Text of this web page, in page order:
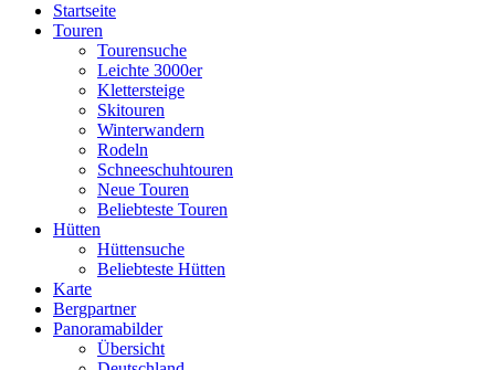
Startseite
Touren
Tourensuche
Leichte 3000er
Klettersteige
Skitouren
Winterwandern
Rodeln
Schneeschuhtouren
Neue Touren
Beliebteste Touren
Hütten
Hüttensuche
Beliebteste Hütten
Karte
Bergpartner
Panoramabilder
Übersicht